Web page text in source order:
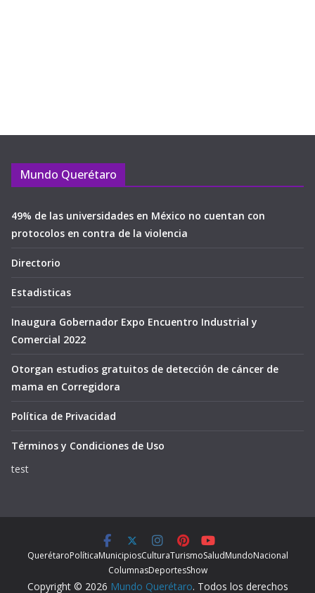
Mundo Querétaro
49% de las universidades en México no cuentan con
protocolos en contra de la violencia
Directorio
Estadisticas
Inaugura Gobernador Expo Encuentro Industrial y
Comercial 2022
Otorgan estudios gratuitos de detección de cáncer de
mama en Corregidora
Política de Privacidad
Términos y Condiciones de Uso
test
QuerétaroPolíticaMunicipiosCulturaTurismoSaludMundoNacional
ColumnasDeportesShow
Copyright © 2026 Mundo Querétaro. Todos los derechos